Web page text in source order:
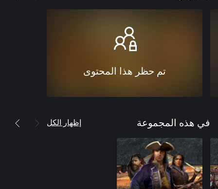
تم حظر هذا المحتوى
في هذه المجموعة إظهار الكل